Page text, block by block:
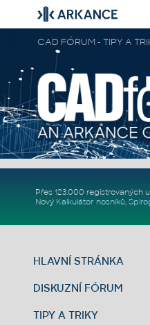
CAD FÓRUM - TIPY A
Přes 123.000 registrovaných
Nový Kalkulátor nosníků,
HLAVNÍ STRÁNKA
DISKUZNÍ FÓRUM
TIPY A TRIKY